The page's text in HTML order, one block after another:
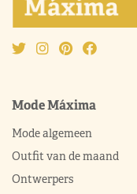
Mode Máxima
Mode algemeen
Outfit van de maand
Ontwerpers